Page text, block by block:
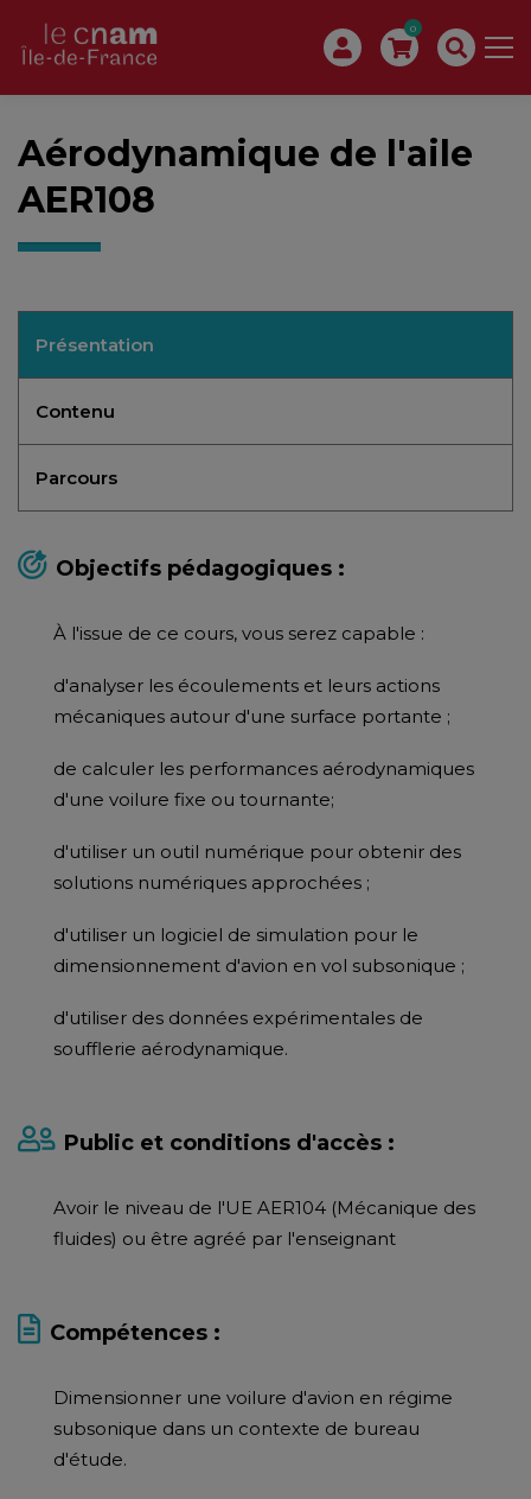
0
Aérodynamique de l'aile
AER108
Présentation
Contenu
Parcours
Objectifs pédagogiques :
À l'issue de ce cours, vous serez capable :
d'analyser les écoulements et leurs actions
mécaniques autour d'une surface portante ;
de calculer les performances aérodynamiques
d'une voilure fixe ou tournante;
d'utiliser un outil numérique pour obtenir des
solutions numériques approchées ;
d'utiliser un logiciel de simulation pour le
dimensionnement d'avion en vol subsonique ;
d'utiliser des données expérimentales de
soufflerie aérodynamique.
Public et conditions d'accès :
Avoir le niveau de l'UE AER104 (Mécanique des
fluides) ou être agréé par l'enseignant
Compétences :
Dimensionner une voilure d'avion en régime
subsonique dans un contexte de bureau
d'étude.